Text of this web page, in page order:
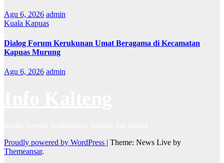
Agu 6, 2026 admin
Kuala Kapuas
Dialog Forum Kerukunan Umat Beragama di Kecamatan
Kapuas Murung
Agu 6, 2026 admin
Proudly powered by WordPress | Theme: News Live by
Themeansar.